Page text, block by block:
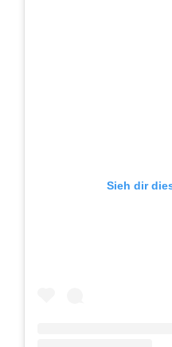
Sieh dir